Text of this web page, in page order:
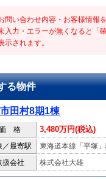
問い合わせ内容・お客様情報
入力・エラーが無くなると「
示されます。
る物件
田村8期1棟
格 3,480万円(税込)
／最寄駅
東海道本線「平塚
扱会社
株式会社大雄